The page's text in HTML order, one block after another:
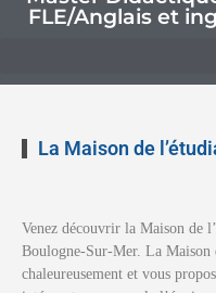
FLE/Anglais et
La Maison de
Venez découvrir la Maison de
Boulogne-Sur-Mer. La Maison
chaleureusement et vous